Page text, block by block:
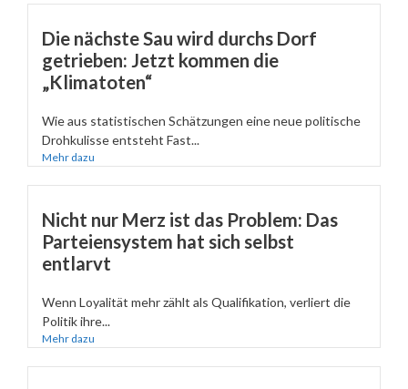
Die nächste Sau wird durchs Dorf
getrieben: Jetzt kommen die
„Klimatoten“
Wie aus statistischen Schätzungen eine neue politische
Drohkulisse entsteht Fast...
Mehr dazu
Nicht nur Merz ist das Problem: Das
Parteiensystem hat sich selbst
entlarvt
Wenn Loyalität mehr zählt als Qualifikation, verliert die
Politik ihre...
Mehr dazu